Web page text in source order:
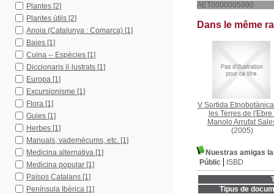
AET0000005990
Dans le même
V Sortida
les Terres de l'Ebre
Manolo Arrufat
(2005)
Nuestras amigas
Públic
ISBD
Tipus de
Plantes [2]
Plantes útils [2]
Anoia (Catalunya : Comarca) [1]
Baies [1]
Cuina -- Espècies [1]
Diccionaris il·lustrats [1]
Europa [1]
Excursionisme [1]
Flora [1]
Guies [1]
Herbes [1]
Manuals, vademècums, etc. [1]
Medicina alternativa [1]
Medicina popular [1]
Països Catalans [1]
Península Ibèrica [1]